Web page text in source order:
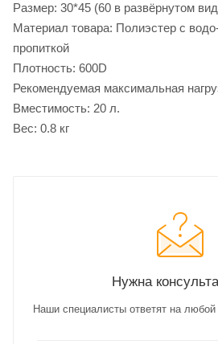
Размер: 30*45 (60 в развёрнутом
Материал товара: Полиэстер с
пропиткой
Плотность: 600D
Рекомендуемая максимальная
Вместимость: 20 л.
Вес: 0.8 кг
Нужна
Наши специалисты ответят на